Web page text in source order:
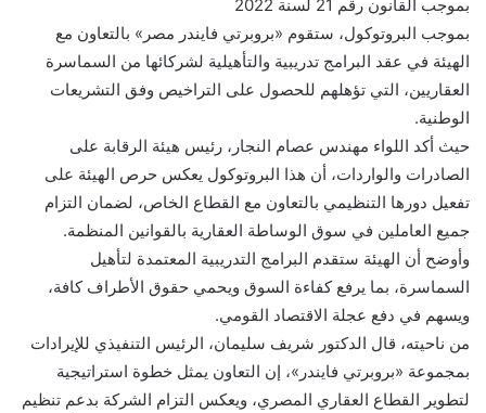
بموجب القانون رقم 21 لسنة 2022
بموجب البروتوكول، ستقوم «بروبرتي فايندر مصر» بالتعاون مع
الهيئة في عقد البرامج تدريبية والتأهيلية لشركائها من السماسرة
العقاريين، التي تؤهلهم للحصول على التراخيص وفق التشريعات
الوطنية.
حيث أكد اللواء مهندس عصام النجار، رئيس هيئة الرقابة على
الصادرات والواردات، أن هذا البروتوكول يعكس حرص الهيئة على
تفعيل دورها التنظيمي بالتعاون مع القطاع الخاص، لضمان التزام
جميع العاملين في سوق الوساطة العقارية بالقوانين المنظمة.
وأوضح أن الهيئة ستقدم البرامج التدريبية المعتمدة لتأهيل
السماسرة، بما يرفع كفاءة السوق ويحمي حقوق الأطراف كافة،
ويسهم في دفع عجلة الاقتصاد القومي.
من ناحيته، قال الدكتور شريف سليمان، الرئيس التنفيذي للإيرادات
بمجموعة «بروبرتي فايندر»، إن التعاون يمثل خطوة استراتيجية
لتطوير القطاع العقاري المصري، ويعكس التزام الشركة بدعم تنظيم